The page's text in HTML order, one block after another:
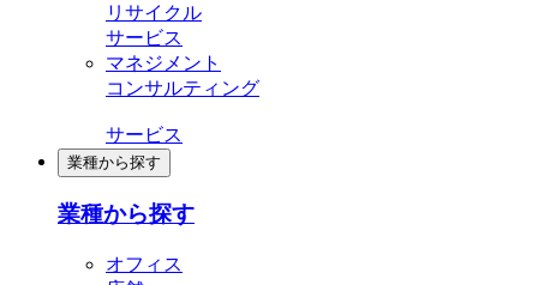
リサイクル
サービス
マネジメント
コンサルティング
サービス
業種から探す
業種から探す
オフィス